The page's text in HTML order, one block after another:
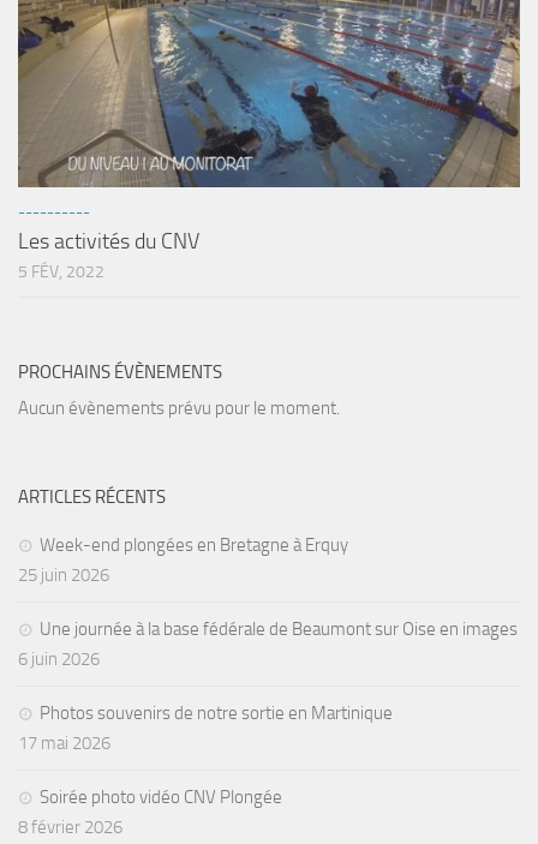
Formations
Lac Merveilleux
AUDIOVISUEL
Photo
Vidéo
Peinture
NAGE
Les Palmes du Lac
Résultats Compétitions
Section Matériel
Occasions
----------
Les activités du CNV
5 FÉV, 2022
PROCHAINS ÉVÈNEMENTS
Aucun évènements prévu pour le moment.
ARTICLES RÉCENTS
Week-end plongées en Bretagne à Erquy
25 juin 2026
Une journée à la base fédérale de Beaumont sur Oise en images
6 juin 2026
Photos souvenirs de notre sortie en Martinique
17 mai 2026
Soirée photo vidéo CNV Plongée
8 février 2026